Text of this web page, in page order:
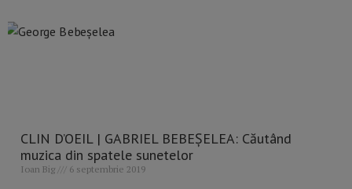
CLIN D’OEIL | GABRIEL BEBEŞELEA: Căutând
muzica din spatele sunetelor
Ioan Big 6 septembrie 2019